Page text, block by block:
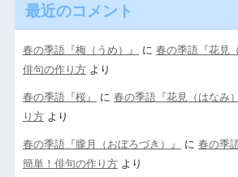
最近のコメント
春の季語『梅（うめ）』 に 春の季語『花見
俳句の作り方より
春の季語『桜』 に 春の季語『花見（はなみ
り方より
春の季語『朧月（おぼろづき）』 に 春の季
簡単！俳句の作り方より